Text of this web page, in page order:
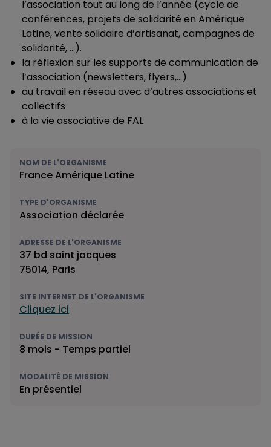
l’association tout au long de l’année (cycle de
conférences, projets de solidarité en Amérique
Latine, vente solidaire d’artisanat, campagnes de
solidarité, …).
la réflexion sur les supports de communication de
l’association (newsletters, flyers,…)
au travail en réseau avec d’autres associations et
collectifs
à la vie associative de FAL
NOM DE L'ORGANISME
France Amérique Latine
TYPE D'ORGANISME
Association déclarée
ADRESSE DE L'ORGANISME
37 bd saint jacques
75014, Paris
SITE INTERNET DE L'ORGANISME
Cliquez ici
DURÉE DE MISSION
8 mois - Temps partiel
MODALITÉ DE MISSION
En présentiel